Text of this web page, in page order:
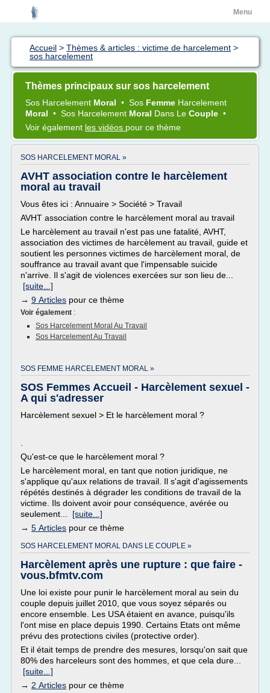
Menu
Accueil > Thèmes & articles : victime de harcelement >
sos harcelement
Thèmes principaux sur sos harcelement
Sos Harcelement Moral • Sos Femme Harcelement
Moral • Sos Harcelement Moral Dans Le Couple •
Voir également les vidéos pour ce thème
SOS HARCELEMENT MORAL »
AVHT association contre le harcèlement
moral au travail
Vous êtes ici : Annuaire > Société > Travail
AVHT association contre le harcèlement moral au travail
Le harcèlement au travail n'est pas une fatalité, AVHT,
association des victimes de harcèlement au travail, guide et
soutient les personnes victimes de harcèlement moral, de
souffrance au travail avant que l'impensable suicide
n'arrive. Il s'agit de violences exercées sur son lieu de...
[suite...]
→ 9 Articles pour ce thème
Voir également :
Sos Harcelement Moral Au Travail
Sos Harcelement Au Travail
SOS FEMME HARCELEMENT MORAL »
SOS Femmes Accueil - Harcèlement sexuel -
A qui s'adresser
Harcèlement sexuel > Et le harcèlement moral ?
Qu'est-ce que le harcèlement moral ?
Le harcèlement moral, en tant que notion juridique, ne
s'applique qu'aux relations de travail. Il s'agit d'agissements
répétés destinés à dégrader les conditions de travail de la
victime. Ils doivent avoir pour conséquence, avérée ou
seulement... [suite...]
→ 5 Articles pour ce thème
SOS HARCELEMENT MORAL DANS LE COUPLE »
Harcèlement après une rupture : que faire -
vous.bfmtv.com
Une loi existe pour punir le harcèlement moral au sein du
couple depuis juillet 2010, que vous soyez séparés ou
encore ensemble. Les USA étaient en avance, puisqu'ils
l'ont mise en place depuis 1990. Certains Etats ont même
prévu des protections civiles (protective order).
Et il était temps de prendre des mesures, lorsqu'on sait que
80% des harceleurs sont des hommes, et que cela dure...
[suite...]
→ 2 Articles pour ce thème